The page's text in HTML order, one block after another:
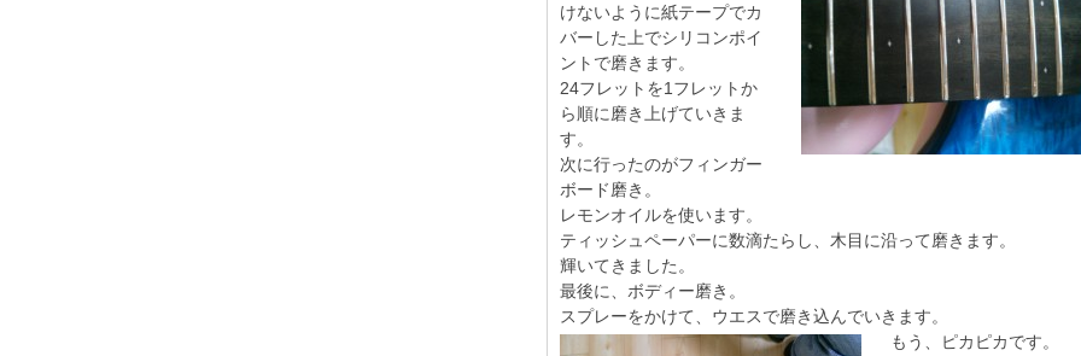
けないように紙テープでカ
バーした上でシリコンポイ
ントで磨きます。
24フレットを1フレットか
ら順に磨き上げていきま
す。
次に行ったのがフィンガー
ボード磨き。
レモンオイルを使います。
ティッシュペーパーに数滴たらし、木目に沿って磨きます。
輝いてきました。
最後に、ボディー磨き。
スプレーをかけて、ウエスで磨き込んでいきます。
もう、ピカピカです。